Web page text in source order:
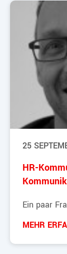
25
HR-
Ein paar
MEHR